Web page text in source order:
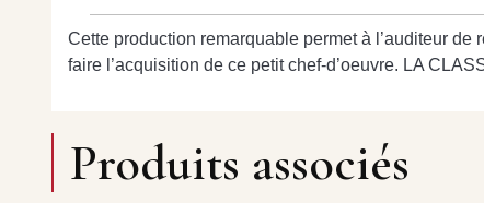
Cette production remarquable permet à l’auditeur
faire l’acquisition de ce petit chef-d’oeuvre. LA
Produits associés